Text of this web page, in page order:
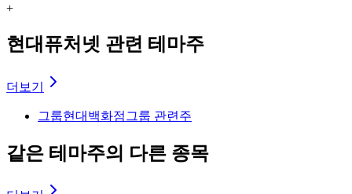
+
현대퓨처넷 관련 테마주
더보기
그룹현대백화점그룹 관련주
같은 테마주의 다른 종목